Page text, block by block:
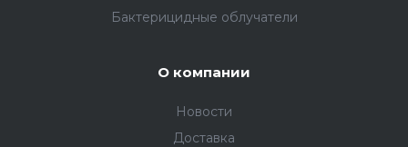
Бактерицидные облучатели
О компании
Новости
Доставка